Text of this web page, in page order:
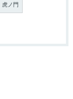
虎ノ門